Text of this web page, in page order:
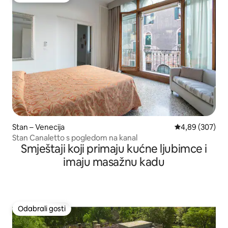
Stan – Venecija Prosječna
4,89 (307)
Stan Canaletto s pogledom na kanal
Smještaji koji primaju kućne ljubimce i
imaju masažnu kadu
Odabrali gosti
Odabrali gosti